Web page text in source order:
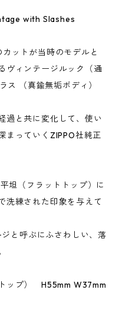
with Slashes
ットが当時のモデルと
ヴィンテージルック（通
ス （真鍮無垢ボディ）
過と共に変化して、使い
まっていくZIPPO社純正
坦（フラットトップ）に
洗練された印象を与えて
と呼ぶにふさわしい、落
ップ） H55mm W37mm